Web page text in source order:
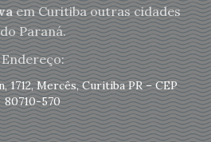
em Curitiba outras cidades
do Paraná.
Endereço:
1712, Mercês, Curitiba PR – CEP
80710-570